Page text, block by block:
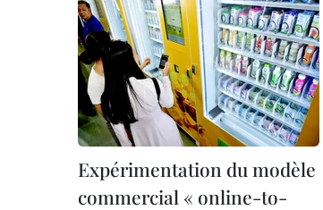
Expérimentation du modèle
commercial « online-to-